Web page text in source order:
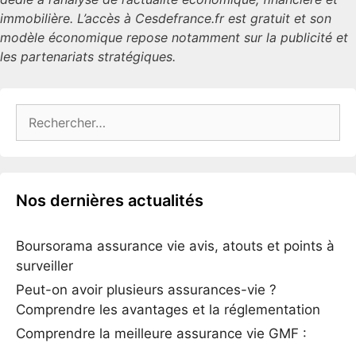
immobilière. L’accès à Cesdefrance.fr est gratuit et son
modèle économique repose notamment sur la publicité et
les partenariats stratégiques.
Nos dernières actualités
Boursorama assurance vie avis, atouts et points à
surveiller
Peut-on avoir plusieurs assurances-vie ?
Comprendre les avantages et la réglementation
Comprendre la meilleure assurance vie GMF :